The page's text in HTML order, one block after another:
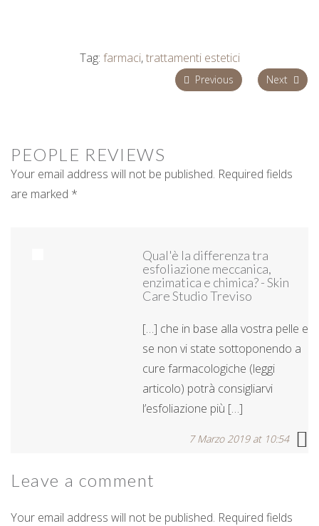
Tag: farmaci,trattamenti estetici
Previous Next
PEOPLE REVIEWS
Your email address will not be published. Required fields
are marked *
Qual'è la differenza tra
esfoliazione meccanica,
enzimatica e chimica? - Skin
Care Studio Treviso
[…] che in base alla vostra pelle e
se non vi state sottoponendo a
cure farmacologiche (leggi
articolo) potrà consigliarvi
l’esfoliazione più […]
7 Marzo 2019 at 10:54
Leave a comment
Your email address will not be published. Required fields